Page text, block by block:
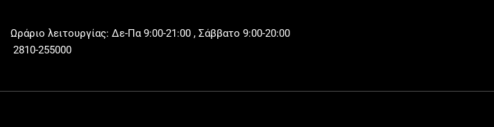
Ωράριο λειτουργίας: Δε-Πα 9:00-21:00 , Σάββατο 9:00-20:00
2810-255000